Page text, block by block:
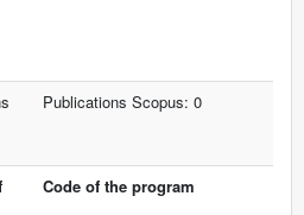
Publications Scopus: 0
Code of the program